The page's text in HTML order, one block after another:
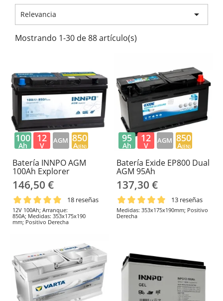
Relevancia 
Mostrando 1-30 de 88 artículo(s)
Batería INNPO AGM
100Ah Explorer
146,50 €
18 reseñas
12V 100Ah; Arranque:
850A; Medidas: 353x175x190
mm; Positivo Derecha
100
Ah
12
V
AGM 850
A(EN)
Batería Exide EP800 Dual
AGM 95Ah
137,30 €
13 reseñas
Medidas: 353x175x190mm; Positivo
Derecha
95
Ah
12
V
AGM 850
A(EN)